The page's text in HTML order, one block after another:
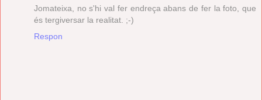
Jomateixa, no s'hi val fer endreça abans de fer la foto, que
és tergiversar la realitat. ;-)
Respon